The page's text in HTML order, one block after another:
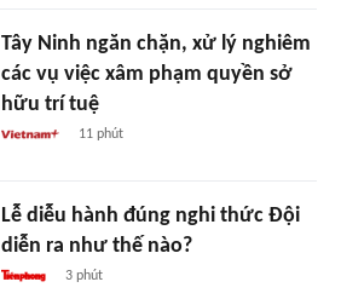
Tây Ninh ngăn chặn, xử lý nghiêm
các vụ việc xâm phạm quyền sở
hữu trí tuệ
11 phút
Lễ diễu hành đúng nghi thức Đội
diễn ra như thế nào?
3 phút